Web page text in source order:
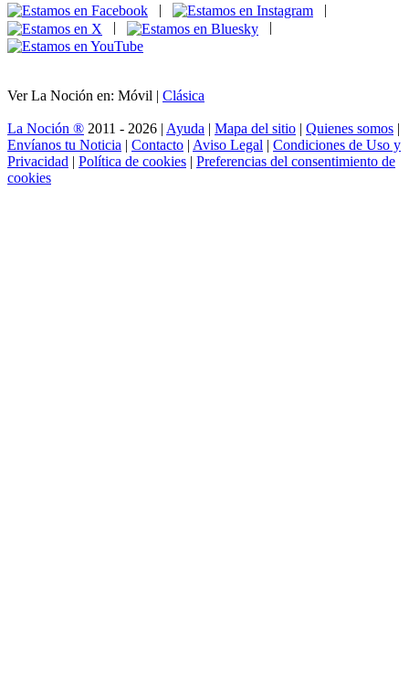
|
|
|
|
Ver La Noción en: Móvil | Clásica
La Noción ® 2011 - 2026 | Ayuda | Mapa del sitio | Quienes somos |
Envíanos tu Noticia | Contacto | Aviso Legal | Condiciones de Uso y
Privacidad | Política de cookies | Preferencias del consentimiento de
cookies